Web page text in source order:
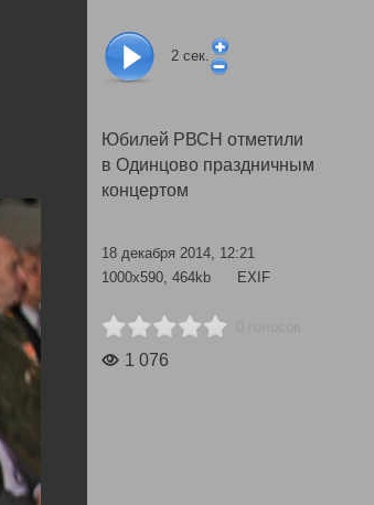
2 сек.
Юбилей РВСН отметили
в Одинцово праздничным
концертом
18 декабря 2014, 12:21
1000x590, 464kb
EXIF
1 076